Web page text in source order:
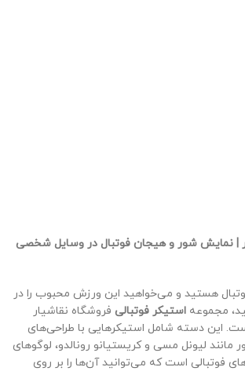
| نمایش شور و هیجان فوتبال در وسایل شخصی
فوتبال هستید و می‌خواهید این ورزش محبوب را در
مجموعه استیکر فوتبالی فروشگاه نقاشیار
این دسته شامل استیکرهایی با طراحی‌های
مانند لیونل مسی و کریستیانو رونالدو، لوگوهای
فوتبالی است که می‌توانید آن‌ها را بر روی